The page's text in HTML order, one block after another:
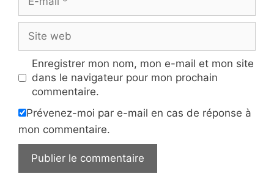
mail
web
Enregistrer mon nom, mon e-mail et mon site
dans le navigateur pour mon prochain
commentaire.
Prévenez-moi par e-mail en cas de réponse à
mon commentaire.